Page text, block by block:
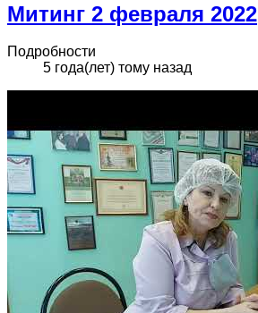
Митинг 2 февраля 2022
Подробности
5 года(лет) тому назад